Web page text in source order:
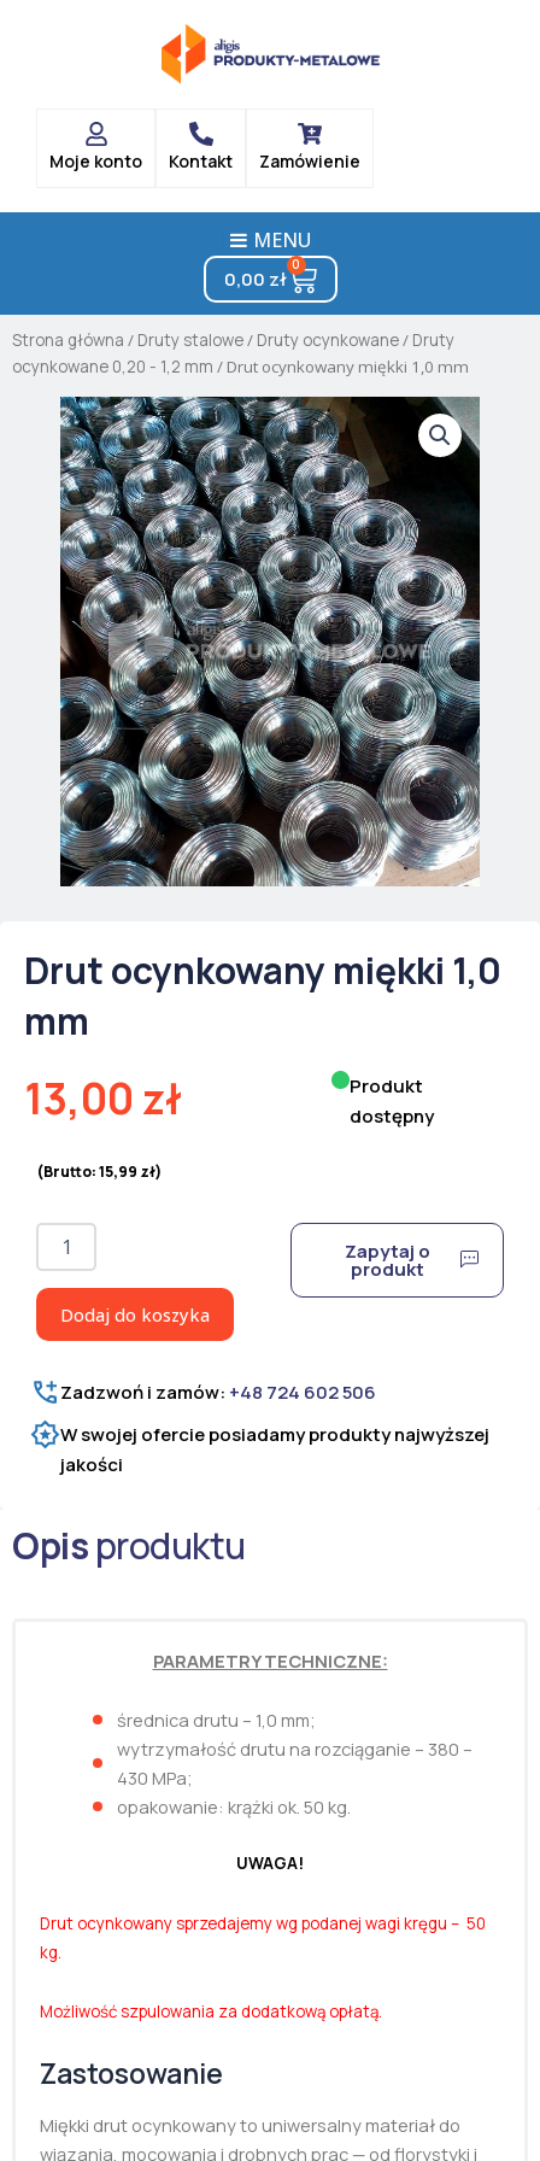
Moje konto Kontakt Zamówienie
MENU
0,00 zł
0
Cart
Strona główna / Druty stalowe/ Druty ocynkowane/ Druty
ocynkowane 0,20 - 1,2 mm / Drut ocynkowany miękki 1,0 mm
Drut ocynkowany miękki 1,0
mm
13,00 zł
(Brutto:15,99 zł)
Produkt
dostępny
ilość
Drut
miękki
1,0
Dodaj do koszyka
Zapytaj o
produkt
Zadzwoń i zamów: +48 724 602 506
W swojej ofercie posiadamy produkty najwyższej
jakości
Opisproduktu
PARAMETRY TECHNICZNE:
średnica drutu – 1,0 mm;
wytrzymałość drutu na rozciąganie – 380 –
430 MPa;
opakowanie: krążki ok. 50 kg.
UWAGA!
Drut ocynkowany sprzedajemy wg podanej wagi kręgu – 50
kg.
Możliwość szpulowania za dodatkową opłatą.
Zastosowanie
Miękki drut ocynkowany to uniwersalny materiał do
wiązania, mocowania i drobnych prac — od florystyki i